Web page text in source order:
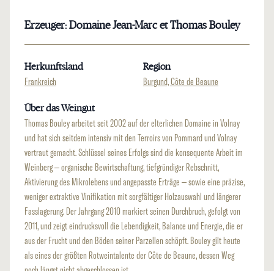
Erzeuger: Domaine Jean-Marc et Thomas Bouley
Herkunftsland
Frankreich
Region
Burgund, Côte de Beaune
Über das Weingut
Thomas Bouley arbeitet seit 2002 auf der elterlichen Domaine in Volnay
und hat sich seitdem intensiv mit den Terroirs von Pommard und Volnay
vertraut gemacht. Schlüssel seines Erfolgs sind die konsequente Arbeit im
Weinberg – organische Bewirtschaftung, tiefgründiger Rebschnitt,
Aktivierung des Mikrolebens und angepasste Erträge – sowie eine präzise,
weniger extraktive Vinifikation mit sorgfältiger Holzauswahl und längerer
Fasslagerung. Der Jahrgang 2010 markiert seinen Durchbruch, gefolgt von
2011, und zeigt eindrucksvoll die Lebendigkeit, Balance und Energie, die er
aus der Frucht und den Böden seiner Parzellen schöpft. Bouley gilt heute
als eines der größten Rotweintalente der Côte de Beaune, dessen Weg